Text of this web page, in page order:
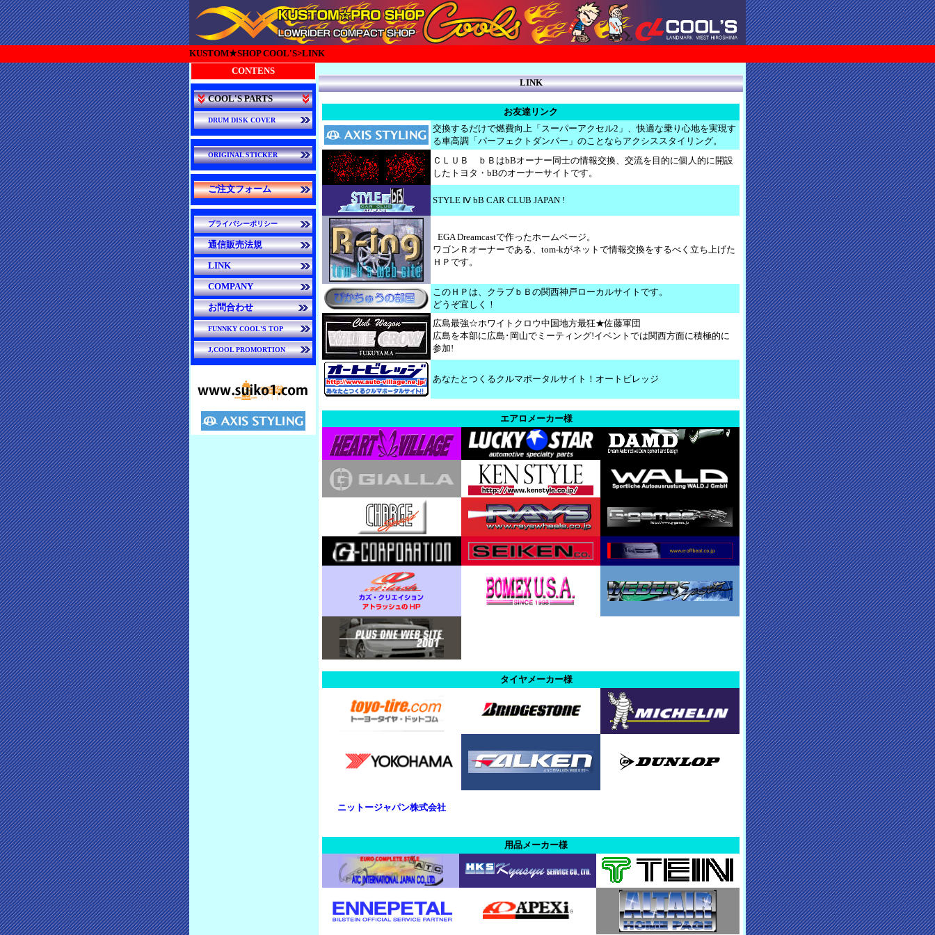
KUSTOM★SHOP COOL'S>LINK
CONTENS
COOL'S PARTS
DRUM DISK COVER
ORIGINAL STICKER
ご注文フォーム
プライバシーポリシー
通信販売法規
LINK
COMPANY
お問合わせ
FUNNKY COOL'S TOP
J,COOL PROMORTION
LINK
お友達リンク
交換するだけで燃費向上「スーパーアクセル2」、快適な乗り心地を実現す
る車高調「パーフェクトダンパー」のことならアクシススタイリング。
ＣＬＵＢ ｂＢはbBオーナー同士の情報交換、交流を目的に個人的に開設
したトヨタ・bBのオーナーサイトです。
STYLE Ⅳ bB CAR CLUB JAPAN !
EGA Dreamcastで作ったホームページ。
ワゴンＲオーナーである、tom-kがネットで情報交換をするべく立ち上げた
ＨＰです。
このＨＰは、クラブｂＢの関西神戸ローカルサイトです。
どうぞ宜しく！
広島最強☆ホワイトクロウ中国地方最狂★佐藤軍団
広島を本部に広島･岡山でミーティング!イベントでは関西方面に積極的に
参加!
あなたとつくるクルマポータルサイト！オートビレッジ
エアロメーカー様
タイヤメーカー様
ニットージャパン株式会社
用品メーカー様